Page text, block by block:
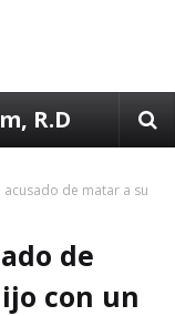
R.D
de matar a su
de
con un